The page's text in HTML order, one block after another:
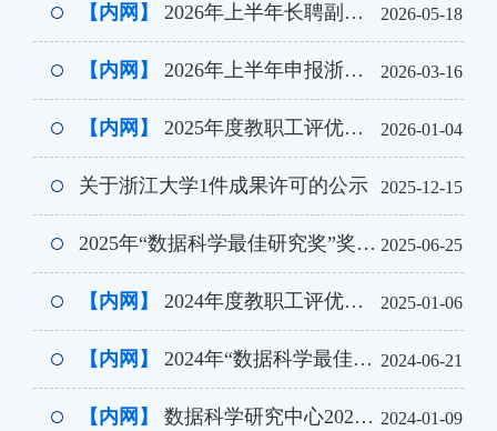
2026-05-18
【内网】 2026年上半年长聘副教授学院评审会通过名单公示
2026-03-16
【内网】 2026年上半年申报浙江大学长聘教职教师业绩公示
2026-01-04
【内网】 2025年度教职工评优结果公示
2025-12-15
关于浙江大学1件成果许可的公示
2025-06-25
2025年“数据科学最佳研究奖”奖学金获奖名单公示
2025-01-06
【内网】 2024年度教职工评优结果公示
2024-06-21
【内网】 2024年“数据科学最佳研究奖”奖学金获奖名单公示
2024-01-09
【内网】 数据科学研究中心2023年度教职工师德考核和年度考核结果公示